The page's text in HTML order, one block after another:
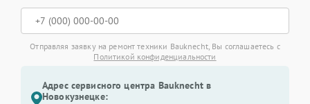
Отправляя заявку на ремонт техники Bauknecht, Вы соглашаетесь с
Политикой конфиденциальности
Адрес сервисного центра Bauknecht в
Новокузнецке: